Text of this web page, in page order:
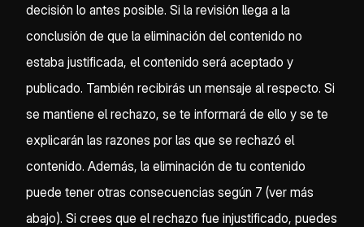
decisión lo antes posible. Si la revisión llega a la
conclusión de que la eliminación del contenido no
estaba justificada, el contenido será aceptado y
publicado. También recibirás un mensaje al respecto. Si
se mantiene el rechazo, se te informará de ello y se te
explicarán las razones por las que se rechazó el
contenido. Además, la eliminación de tu contenido
puede tener otras consecuencias según 7 (ver más
abajo). Si crees que el rechazo fue injustificado, puedes